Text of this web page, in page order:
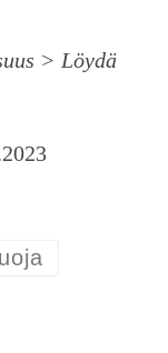
> Löydä